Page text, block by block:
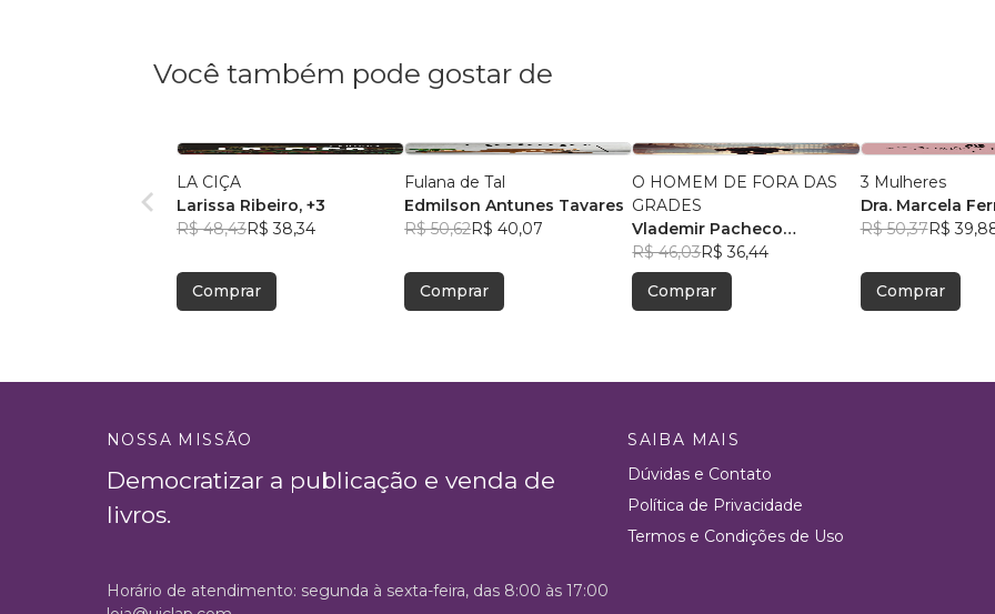
Você também pode gostar de
LA CIÇA
Larissa Ribeiro, +3
R$ 48,43R$ 38,34
Comprar
Fulana de Tal
Edmilson Antunes Tavares
R$ 50,62R$ 40,07
Comprar
O HOMEM DE FORA DAS
GRADES
Vlademir Pacheco
Custodio
R$ 46,03R$ 36,44
Comprar
3 Mulheres
Dra. Marcela
R$ 50,37R$
Comprar
NOSSA MISSÃO
Democratizar a publicação e venda de
livros.
SAIBA MAIS
Dúvidas e Contato
Política de Privacidade
Termos e Condições de Uso
Horário de atendimento: segunda à sexta-feira, das 8:00 às 17:00